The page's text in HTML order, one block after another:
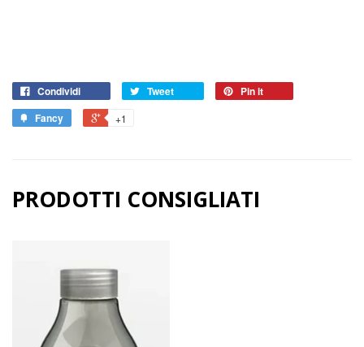
Condividi Tweet
Pin it
Fancy
+1
PRODOTTI CONSIGLIATI